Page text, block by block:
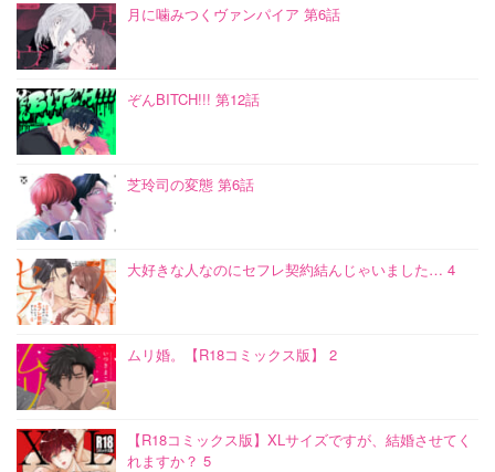
月に噛みつくヴァンパイア 第6話
ぞんBITCH!!! 第12話
芝玲司の変態 第6話
大好きな人なのにセフレ契約結んじゃいました… 4
ムリ婚。【R18コミックス版】 2
【R18コミックス版】XLサイズですが、結婚させてく
れますか？ 5